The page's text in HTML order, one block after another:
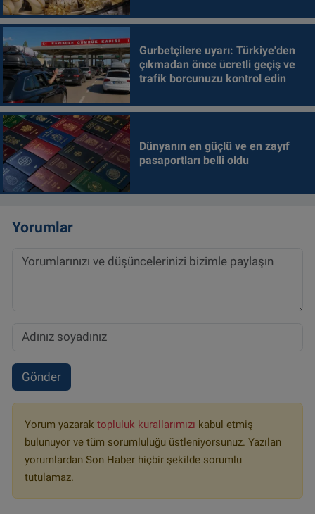
Gurbetçilere uyarı: Türkiye'den
çıkmadan önce ücretli geçiş ve
trafik borcunuzu kontrol edin
Dünyanın en güçlü ve en zayıf
pasaportları belli oldu
Yorumlar
Gönder
Yorum yazarak topluluk kurallarımızı kabul etmiş
bulunuyor ve tüm sorumluluğu üstleniyorsunuz. Yazılan
yorumlardan Son Haber hiçbir şekilde sorumlu
tutulamaz.